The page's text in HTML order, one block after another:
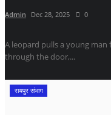
Admin Dec 28, 2025 0
A leopard pulls a young
through the door,...
रायपुर संभाग